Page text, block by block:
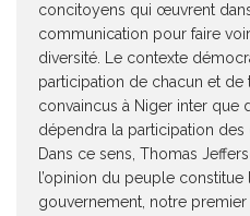
concitoyens qui œuvrent
communication pour faire
diversité. Le contexte
participation de chacun et de
convaincus à Niger inter que
dépendra la participation
Dans ce sens, Thomas
l’opinion du peuple
gouvernement, notre